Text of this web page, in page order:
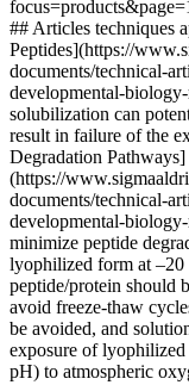
## Articles techniques
Peptides](https://
documents/technical-
developmental-
solubilization can
result in failure of the
Degradation Pathways]
(https://
documents/technical-
developmental-
minimize peptide
lyophilized form at –20
peptide/protein should
avoid freeze-thaw
be avoided, and
exposure of lyophilized
pH) to atmospheric